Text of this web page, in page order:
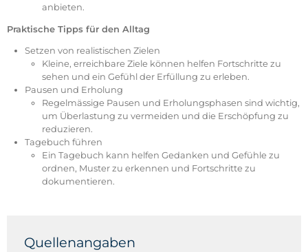
anbieten.
Praktische Tipps für den Alltag
Setzen von realistischen Zielen
Kleine, erreichbare Ziele können helfen Fortschritte zu
sehen und ein Gefühl der Erfüllung zu erleben.
Pausen und Erholung
Regelmässige Pausen und Erholungsphasen sind wichtig,
um Überlastung zu vermeiden und die Erschöpfung zu
reduzieren.
Tagebuch führen
Ein Tagebuch kann helfen Gedanken und Gefühle zu
ordnen, Muster zu erkennen und Fortschritte zu
dokumentieren.
Quellenangaben